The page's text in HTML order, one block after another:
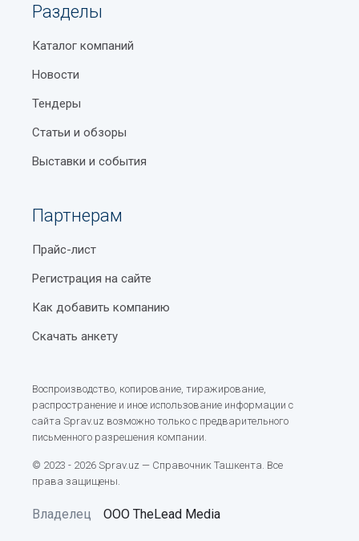
Разделы
Каталог компаний
Новости
Тендеры
Статьи и обзоры
Выставки и события
Партнерам
Прайс-лист
Регистрация на сайте
Как добавить компанию
Скачать анкету
Воспроизводство, копирование, тиражирование,
распространение и иное использование информации с
сайта Sprav.uz возможно только с предварительного
письменного разрешения компании.
© 2023 - 2026 Sprav.uz — Справочник Ташкента. Все
права защищены.
Владелец ООО TheLead Media